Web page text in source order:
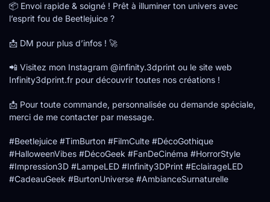
📦 Envoi rapide & soigné ! Prêt à illuminer ton univers avec
l’esprit fou de Beetlejuice ?
📩 DM pour plus d’infos ! 🚀
📲 Visitez mon Instagram @infinity.3dprint ou le site web
Infinity3dprint.fr pour découvrir toutes nos créations !
📩 Pour toute commande, personnalisée ou demande spéciale,
merci de me contacter par message.
#Beetlejuice #TimBurton #FilmCulte #DécoGothique
#HalloweenVibes #DécoGeek #FanDeCinéma #HorrorStyle
#Impression3D #LampeLED #Infinity3DPrint #EclairageLED
#CadeauGeek #BurtonUniverse #AmbianceSurnaturelle